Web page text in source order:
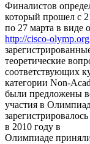
Финалистов
который прошел с
по 27 марта в виде
http://cisco-
теоретические
соответствующих
категории Non-
были предложены
участия в
в 2010 году в
Олимпиаде приняли